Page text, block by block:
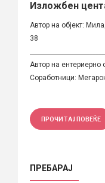
Изложбен
Автор на објект:
38
Автор на
Соработници:
ПРОЧИТАЈ ПОВЕЌЕ
ПРЕБАРАЈ